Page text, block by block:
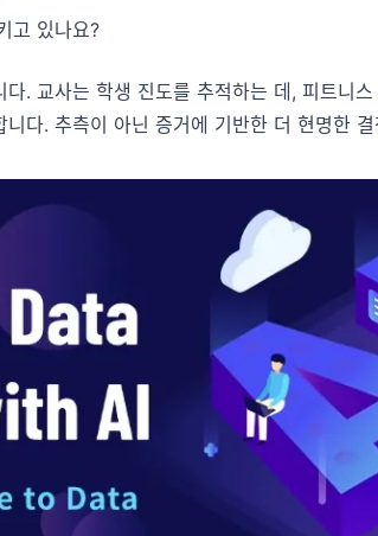
분석에
고 있나요?
. 교사는 학생 진도를 추적하는 데, 피트니
다. 추측이 아닌 증거에 기반한 더 현명한